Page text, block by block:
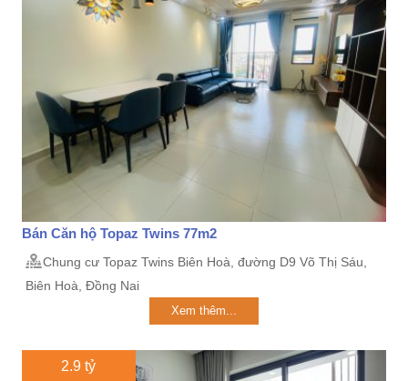
Bán Căn hộ Topaz Twins 77m2
Chung cư Topaz Twins Biên Hoà, đường D9 Võ Thị Sáu,
Biên Hoà, Đồng Nai
Xem thêm...
2.9 tỷ